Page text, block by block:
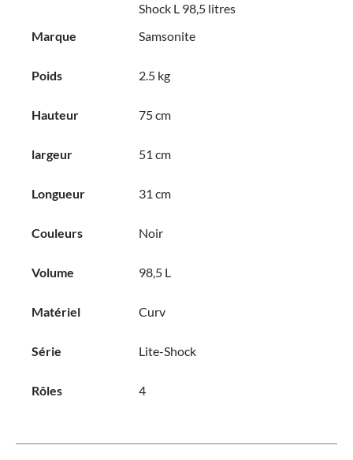
Shock L 98,5 litres
Marque
Samsonite
Poids 2.5 kg
Hauteur 75 cm
largeur 51 cm
Longueur 31 cm
Couleurs Noir
Volume 98,5 L
Matériel Curv
Série Lite-Shock
Rôles 4